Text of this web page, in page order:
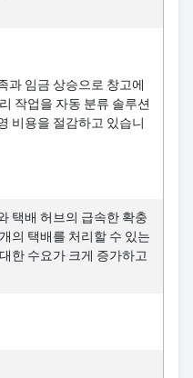
과 임금 상승으로 창고에
작업을 자동 분류 솔루션
비용을 절감하고 있습니
택배 허브의 급속한 확충
의 택배를 처리할 수 있는
한 수요가 크게 증가하고